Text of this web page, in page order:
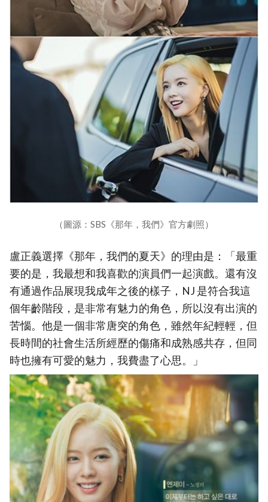
（圖源：SBS《那年，我們》官方劇照）
盧正義選擇《那年，我們的夏天》的理由是：「最重
要的是，我最想和我喜歡的演員們一起演戲。還有沒
有通過作品展現我成年之後的樣子，NJ 是符合我這
個年齡階段，是非常有魅力的角色，所以沒有出演的
苦惱。他是一個非常唐突的角色，雖然年紀輕輕，但
長時間的社會生活所經歷的傷痛和成熟感共存，但同
時也擁有可愛的魅力，我費盡了心思。」